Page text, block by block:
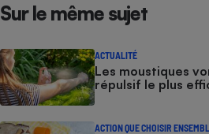
Sur le même sujet
ACTUALITÉ
Les moustiques
répulsif le plus
ACTION QUE CHOISIR